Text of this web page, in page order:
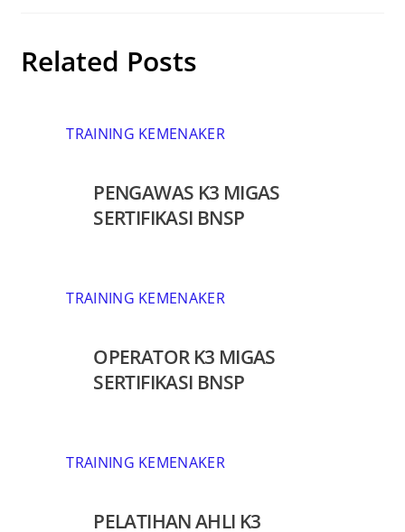
Related Posts
TRAINING KEMENAKER
PENGAWAS K3 MIGAS
SERTIFIKASI BNSP
TRAINING KEMENAKER
OPERATOR K3 MIGAS
SERTIFIKASI BNSP
TRAINING KEMENAKER
PELATIHAN AHLI K3